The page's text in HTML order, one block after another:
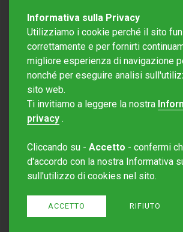
Editore Rotostampa SA
Sito creato daRedesign
Informativa sulla Privacy
Utilizziamo i cookie perché il sito
correttamente e per fornirti
migliore esperienza di navigazione
nonché per eseguire analisi
sito web.
Ti invitiamo a leggere la nostra
privacy .
Cliccando su - Accetto - confermi
d'accordo con la nostra Informativa
sull'utilizzo di cookies nel sito.
ACCETTO RIFIUTO